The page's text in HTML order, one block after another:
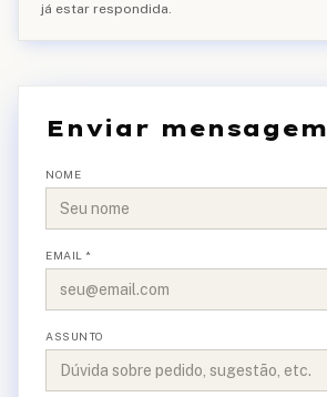
já estar respondida.
Enviar mensagem
NOME
EMAIL *
ASSUNTO